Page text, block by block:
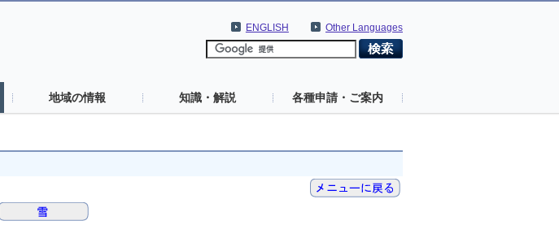
Other Languages
ENGLISH
地域の情報 知識・解説 各種申請・ご案内